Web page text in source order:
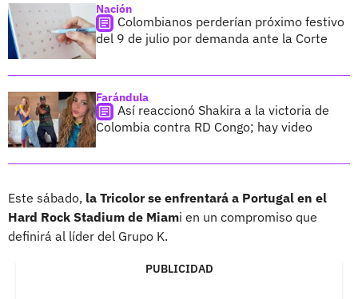
Nación
Colombianos perderían próximo festivo
del 9 de julio por demanda ante la Corte
Farándula
Así reaccionó Shakira a la victoria de
Colombia contra RD Congo; hay video
Este sábado, la Tricolor se enfrentará a Portugal en el
Hard Rock Stadium de Miami en un compromiso que
definirá al líder del Grupo K.
PUBLICIDAD